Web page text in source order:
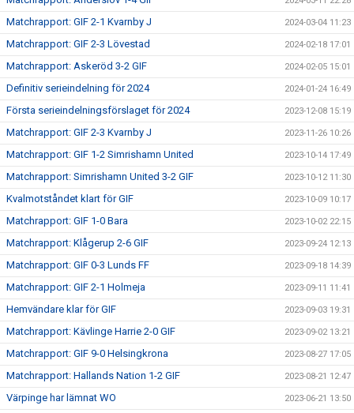
Matchrapport: GIF 2-1 Kvarnby J 2024-03-04 11:23
Matchrapport: GIF 2-3 Lövestad 2024-02-18 17:01
Matchrapport: Askeröd 3-2 GIF 2024-02-05 15:01
Definitiv serieindelning för 2024 2024-01-24 16:49
Första serieindelningsförslaget för 2024 2023-12-08 15:19
Matchrapport: GIF 2-3 Kvarnby J 2023-11-26 10:26
Matchrapport: GIF 1-2 Simrishamn United 2023-10-14 17:49
Matchrapport: Simrishamn United 3-2 GIF 2023-10-12 11:30
Kvalmotståndet klart för GIF 2023-10-09 10:17
Matchrapport: GIF 1-0 Bara 2023-10-02 22:15
Matchrapport: Klågerup 2-6 GIF 2023-09-24 12:13
Matchrapport: GIF 0-3 Lunds FF 2023-09-18 14:39
Matchrapport: GIF 2-1 Holmeja 2023-09-11 11:41
Hemvändare klar för GIF 2023-09-03 19:31
Matchrapport: Kävlinge Harrie 2-0 GIF 2023-09-02 13:21
Matchrapport: GIF 9-0 Helsingkrona 2023-08-27 17:05
Matchrapport: Hallands Nation 1-2 GIF 2023-08-21 12:47
Värpinge har lämnat WO 2023-06-21 13:50